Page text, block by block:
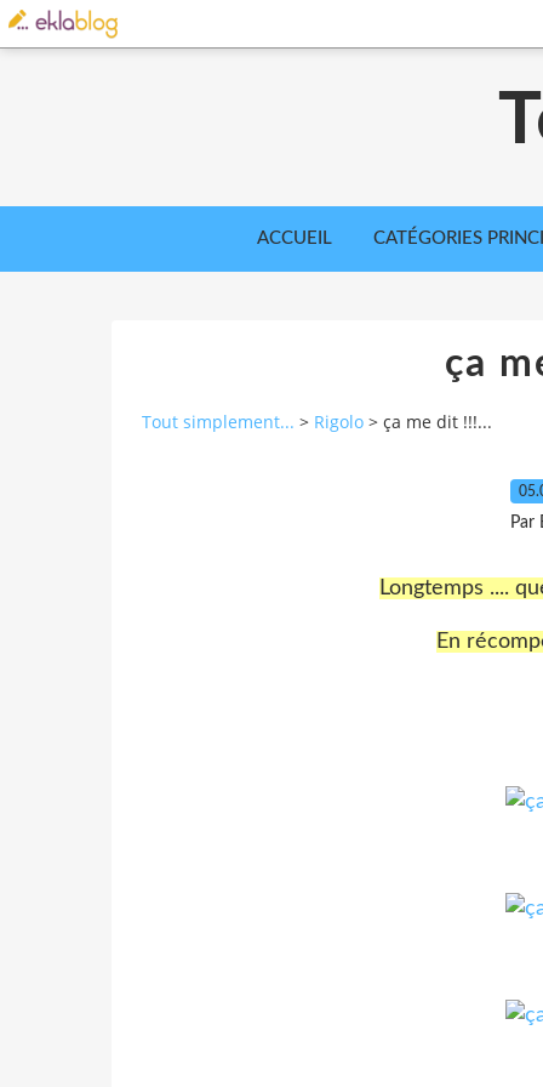
ACCUEIL CATÉGORIES
ça
Tout simplement... > Rigolo > ça me dit !!!...
Par
Longtemps ....
En